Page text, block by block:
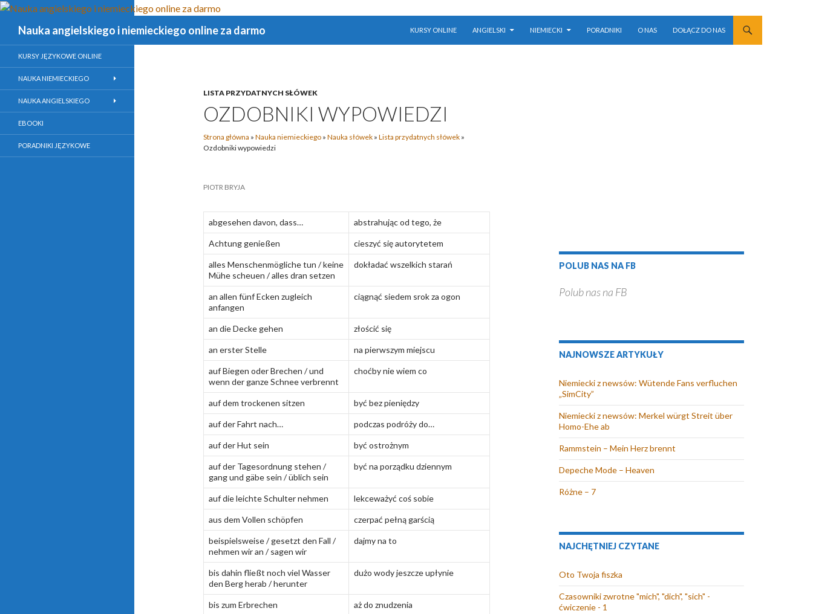
Nauka angielskiego i niemieckiego online za darmo
KURSY ONLINE
ANGIELSKI NIEMIECKI PORADNIKI O NAS DOŁĄCZ DO NAS
LISTA PRZYDATNYCH SŁÓWEK
OZDOBNIKI WYPOWIEDZI
Strona główna » Nauka niemieckiego » Nauka słówek » Lista przydatnych słówek »
Ozdobniki wypowiedzi
PIOTR BRYJA
abgesehen davon, dass… abstrahując od tego, że
Achtung genießen cieszyć się autorytetem
alles Menschenmögliche tun / keine
Mühe scheuen / alles dran setzen
dokładać wszelkich starań
an allen fünf Ecken zugleich
anfangen
ciągnąć siedem srok za ogon
an die Decke gehen złościć się
an erster Stelle na pierwszym miejscu
auf Biegen oder Brechen / und
wenn der ganze Schnee verbrennt
choćby nie wiem co
auf dem trockenen sitzen być bez pieniędzy
auf der Fahrt nach… podczas podróży do…
auf der Hut sein być ostrożnym
auf der Tagesordnung stehen /
gang und gäbe sein / üblich sein
być na porządku dziennym
auf die leichte Schulter nehmen lekceważyć coś sobie
aus dem Vollen schöpfen czerpać pełną garścią
beispielsweise / gesetzt den Fall /
nehmen wir an / sagen wir
dajmy na to
bis dahin fließt noch viel Wasser
den Berg herab / herunter
dużo wody jeszcze upłynie
bis zum Erbrechen aż do znudzenia
POLUB NAS NA FB
Polub nas na FB
NAJNOWSZE ARTYKUŁY
Niemiecki z newsów: Wütende Fans verfluchen
„SimCity”
Niemiecki z newsów: Merkel würgt Streit über
Homo-Ehe ab
Rammstein – Mein Herz brennt
Depeche Mode – Heaven
Różne – 7
NAJCHĘTNIEJ CZYTANE
Oto Twoja fiszka
Czasowniki zwrotne "mich", "dich", "sich" -
ćwiczenie - 1
KURSY JĘZYKOWE ONLINE
NAUKA NIEMIECKIEGO
NAUKA ANGIELSKIEGO
EBOOKI
PORADNIKI JĘZYKOWE